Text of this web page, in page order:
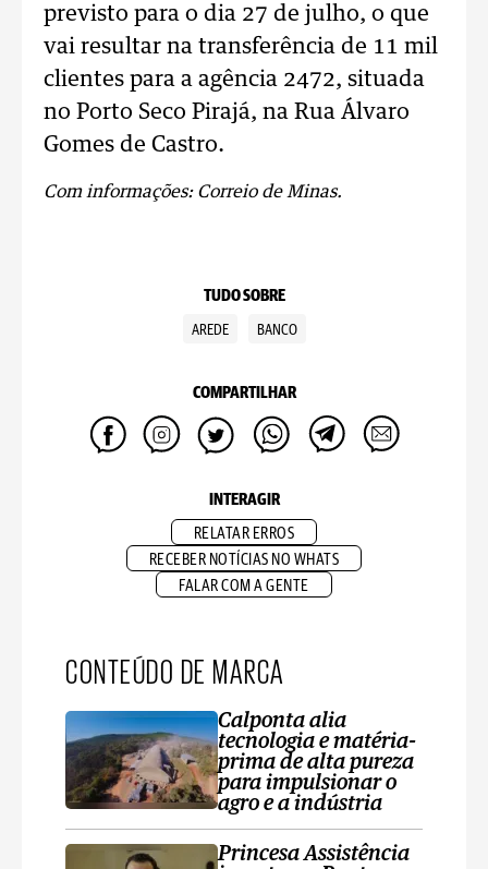
previsto para o dia 27 de julho, o que
vai resultar na transferência de 11 mil
clientes para a agência 2472, situada
no Porto Seco Pirajá, na Rua Álvaro
Gomes de Castro.
Com informações: Correio de Minas.
TUDO SOBRE
AREDE BANCO
COMPARTILHAR
INTERAGIR
RELATAR ERROS
RECEBER NOTÍCIAS NO WHATS
FALAR COM A GENTE
CONTEÚDO DE MARCA
Calponta alia
tecnologia e matéria-
prima de alta pureza
para impulsionar o
agro e a indústria
Princesa Assistência